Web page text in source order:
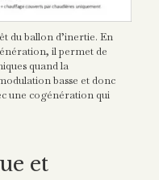
du ballon d’inertie. En
il permet de
quand la
basse et donc
une cogénération qui
et